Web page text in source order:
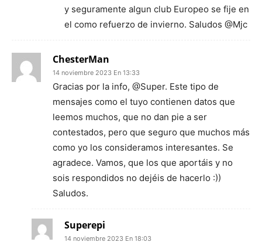
y seguramente algun club Europeo se fije en
el como refuerzo de invierno. Saludos @Mjc
ChesterMan
14 noviembre 2023 En 13:33
Gracias por la info, @Super. Este tipo de
mensajes como el tuyo contienen datos que
leemos muchos, que no dan pie a ser
contestados, pero que seguro que muchos más
como yo los consideramos interesantes. Se
agradece. Vamos, que los que aportáis y no
sois respondidos no dejéis de hacerlo :))
Saludos.
Superepi
14 noviembre 2023 En 18:03